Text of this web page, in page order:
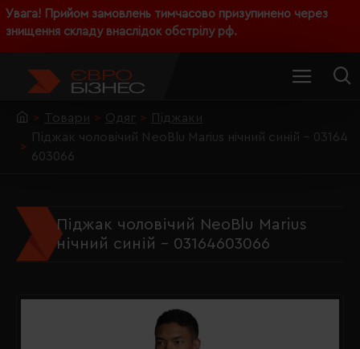
Увага! Прийом замовлень тимчасово призупинено через
знищення складу внаслідок обстрілу рф.
Товари Одяг
Піджаки
Піджак чоловічий NeoBlu Marius нічний синій - 03164
603066
Піджак чоловічий NeoBlu Marius
нічний синій - 03164603066